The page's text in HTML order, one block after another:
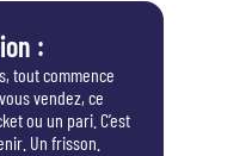
:
tout commence
vendez, ce
ou un pari. C’est
Un frisson.